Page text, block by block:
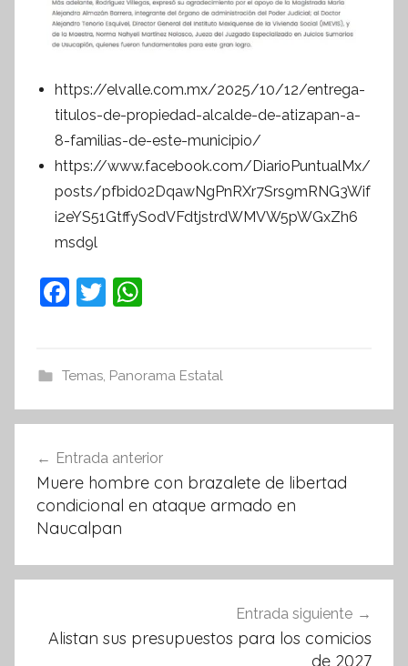
https://elvalle.com.mx/2025/10/12/entrega-
titulos-de-propiedad-alcalde-de-atizapan-a-
8-familias-de-este-municipio/
https://www.facebook.com/DiarioPuntualMx/
posts/pfbid02DqawNgPnRXr7Srs9mRNG3Wif
i2eYS51GtffySodVFdtjstrdWMVW5pWGxZh6
msd9l
F
e
b
o
k
T
er s
A
p
Temas, Panorama Estatal
de
entradas
Entrada anterior
Muere hombre con brazalete de libertad
condicional en ataque armado en
Naucalpan
Entrada siguiente
Alistan sus presupuestos para los comicios
de 2027